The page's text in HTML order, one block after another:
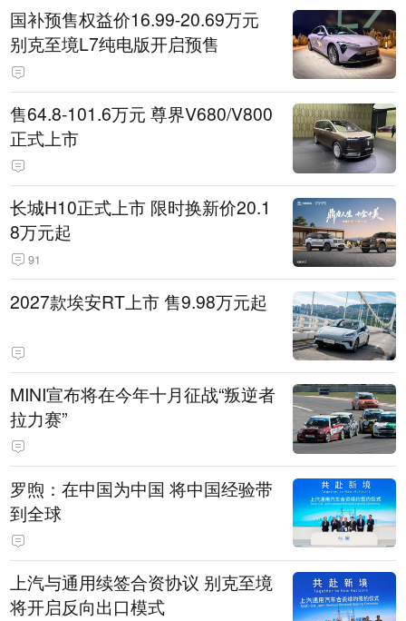
国补预售权益价16.99-20.69万元
别克至境L7纯电版开启预售
售64.8-101.6万元 尊界V680/V800
正式上市
长城H10正式上市 限时换新价20.1
8万元起
91
2027款埃安RT上市 售9.98万元起
MINI宣布将在今年十月征战“叛逆者
拉力赛”
罗煦：在中国为中国 将中国经验带
到全球
上汽与通用续签合资协议 别克至境
将开启反向出口模式